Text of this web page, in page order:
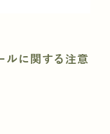
ルに関する注意